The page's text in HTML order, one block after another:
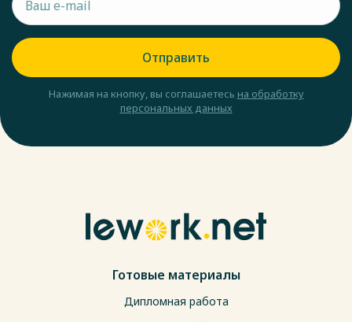
Отправить
Нажимая на кнопку, вы соглашаетесь на обработку
персональных данных
Готовые материалы
Дипломная работа